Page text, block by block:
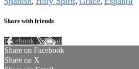
Share with friends
Facebook XEmail
Share on Facebook
Share on X